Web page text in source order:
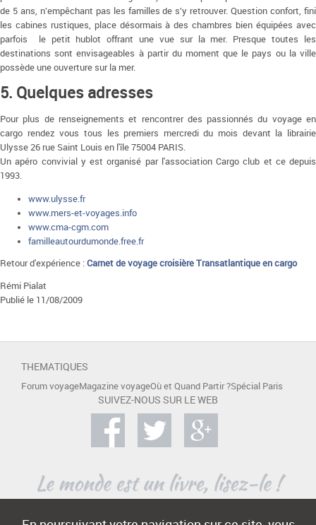
de 5 ans, n’empêchant pas les familles de s’y retrouver. Question confort, fini
les cabines rustiques, place désormais à des chambres bien équipées avec
parfois le petit hublot offrant une vue sur la mer. Presque toutes les
destinations sont envisageables à partir du moment que le pays ou la ville
possède une ouverture sur la mer.
5. Quelques adresses
Pour plus de renseignements et rencontrer des passionnés du voyage en
cargo rendez vous tous les premiers mercredi du mois devant la librairie
Ulysse 26 rue Saint Louis en l'île 75004 PARIS.
Un apéro convivial y est organisé par l'association Cargo club et ce depuis
1993.
www.ulysse.fr
www.mers-et-voyages.info
www.cma-cgm.com
familleautourdumonde.free.fr
Retour d'expérience :Carnet de voyage croisière Transatlantique en cargo
Rémi Pialat
Publié le 11/08/2009
THEMATIQUES
Forum voyageMagazine voyageOù et Quand Partir ?Spécial Paris
SUIVEZ-NOUS SUR LE WEB